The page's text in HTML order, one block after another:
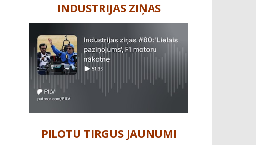
INDUSTRIJAS ZIŅAS
PILOTU TIRGUS JAUNUMI